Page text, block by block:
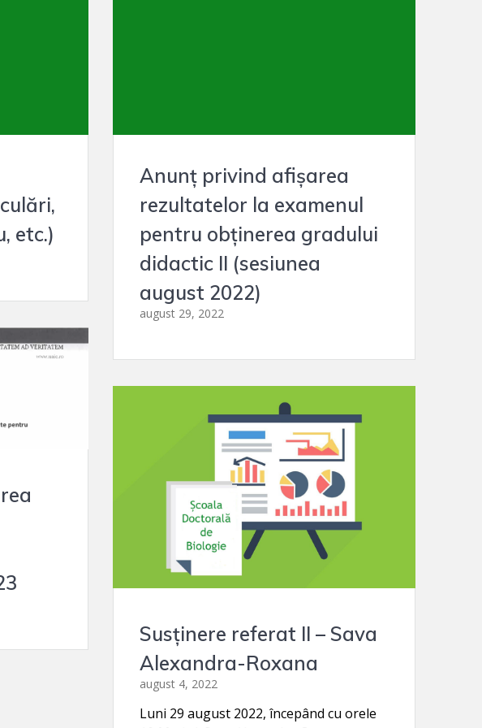
etc.)
Anunț privind afișarea
rezultatelor la examenul
pentru obținerea gradului
didactic II (sesiunea
august 2022)
august 29, 2022
Susținere referat II – Sava
Alexandra-Roxana
august 4, 2022
Luni 29 august 2022, începând cu orele